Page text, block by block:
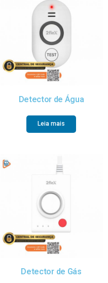
Detector de Água
Leia mais
Detector de Gás